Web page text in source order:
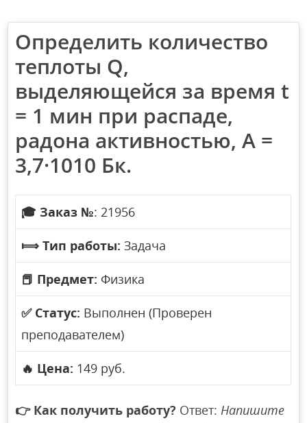
Определить количество
теплоты Q,
выделяющейся за время t
= 1 мин при распаде,
радона активностью, A =
3,7·1010 Бк.
🎓 Заказ №: 21956
⟾ Тип работы: Задача
📕 Предмет: Физика
✅ Статус: Выполнен (Проверен
преподавателем)
🔥 Цена: 149 руб.
👉 Как получить работу? Ответ:Напишите